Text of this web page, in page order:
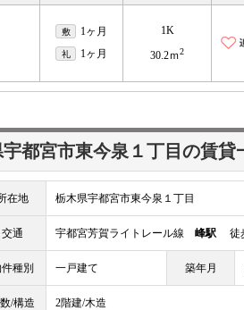
敷 1ヶ月
礼 1ヶ月
1K
30.2ｍ2
都宮市東今泉１丁目の賃貸
在地 栃木県宇都宮市東今泉１丁目
交通 宇都宮芳賀ライトレール線 峰駅 徒
種別 一戸建て 築年月
/構造 2階建/木造